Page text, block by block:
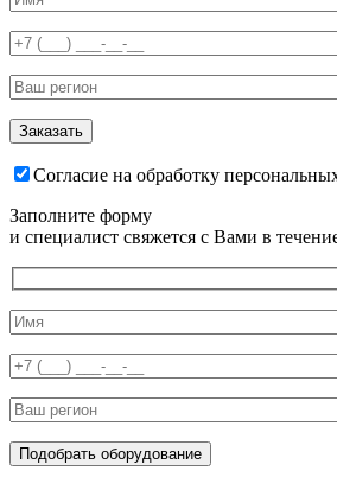
Согласие на обработку
Заполните форму
и специалист свяжется с Вами в